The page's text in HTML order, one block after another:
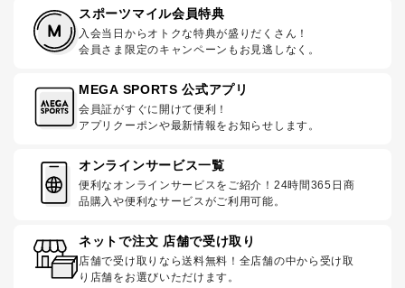
スポーツマイル会員特典
入会当日からオトクな特典が盛りだくさん！
会員さま限定のキャンペーンもお見逃しなく。
MEGA SPORTS 公式アプリ
会員証がすぐに開けて便利！
アプリクーポンや最新情報をお知らせします。
オンラインサービス一覧
便利なオンラインサービスをご紹介！24時間365日商
品購入や便利なサービスがご利用可能。
ネットで注文 店舗で受け取り
店舗で受け取りなら送料無料！全店舗の中から受け取
り店舗をお選びいただけます。